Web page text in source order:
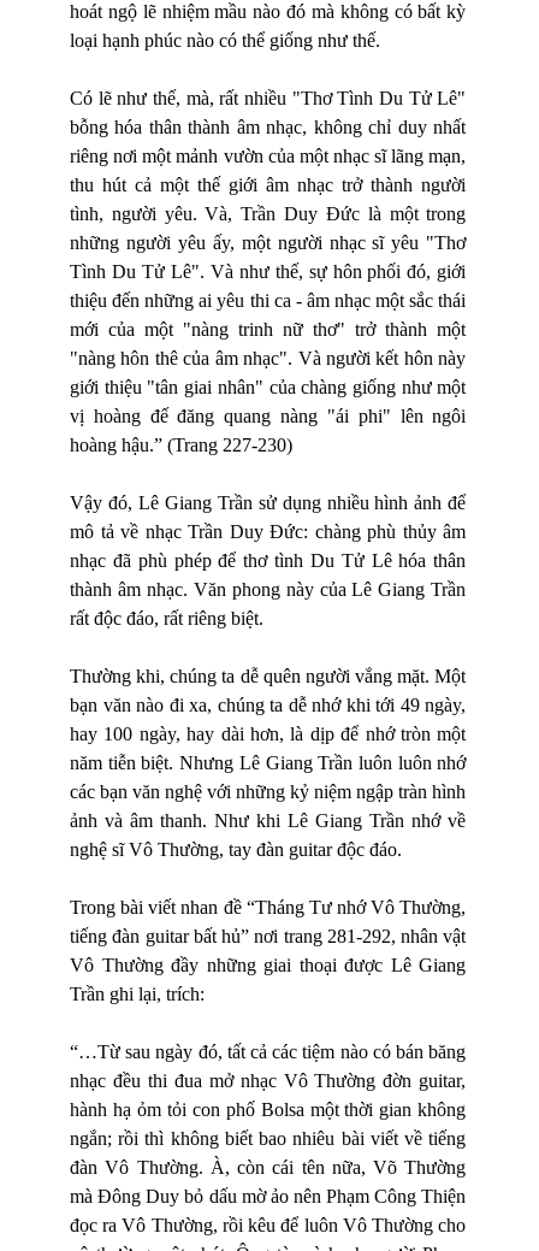
hoát ngộ lẽ nhiệm mầu nào đó mà không có bất kỳ
loại hạnh phúc nào có thể giống như thế.
Có lẽ như thế, mà, rất nhiều "Thơ Tình Du Tử Lê"
bỗng hóa thân thành âm nhạc, không chỉ duy nhất
riêng nơi một mảnh vườn của một nhạc sĩ lãng mạn,
thu hút cả một thế giới âm nhạc trở thành người
tình, người yêu. Và, Trần Duy Đức là một trong
những người yêu ấy, một người nhạc sĩ yêu "Thơ
Tình Du Tử Lê". Và như thế, sự hôn phối đó, giới
thiệu đến những ai yêu thi ca - âm nhạc một sắc thái
mới của một "nàng trinh nữ thơ" trở thành một
"nàng hôn thê của âm nhạc". Và người kết hôn này
giới thiệu "tân giai nhân" của chàng giống như một
vị hoàng đế đăng quang nàng "ái phi" lên ngôi
hoàng hậu.” (Trang 227-230)
Vậy đó, Lê Giang Trần sử dụng nhiều hình ảnh để
mô tả về nhạc Trần Duy Đức: chàng phù thủy âm
nhạc đã phù phép để thơ tình Du Tử Lê hóa thân
thành âm nhạc. Văn phong này của Lê Giang Trần
rất độc đáo, rất riêng biệt.
Thường khi, chúng ta dễ quên người vắng mặt. Một
bạn văn nào đi xa, chúng ta dễ nhớ khi tới 49 ngày,
hay 100 ngày, hay dài hơn, là dịp để nhớ tròn một
năm tiễn biệt. Nhưng Lê Giang Trần luôn luôn nhớ
các bạn văn nghệ với những kỷ niệm ngập tràn hình
ảnh và âm thanh. Như khi Lê Giang Trần nhớ về
nghệ sĩ Vô Thường, tay đàn guitar độc đáo.
Trong bài viết nhan đề “Tháng Tư nhớ Vô Thường,
tiếng đàn guitar bất hủ” nơi trang 281-292, nhân vật
Vô Thường đầy những giai thoại được Lê Giang
Trần ghi lại, trích:
“…Từ sau ngày đó, tất cả các tiệm nào có bán băng
nhạc đều thi đua mở nhạc Vô Thường đờn guitar,
hành hạ ỏm tỏi con phố Bolsa một thời gian không
ngắn; rồi thì không biết bao nhiêu bài viết về tiếng
đàn Vô Thường. À, còn cái tên nữa, Võ Thường
mà Đông Duy bỏ dấu mờ ảo nên Phạm Công Thiện
đọc ra Vô Thường, rồi kêu để luôn Vô Thường cho